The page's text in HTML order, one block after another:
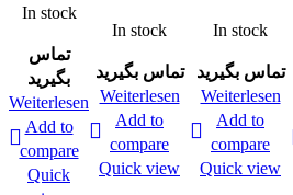
In stock
تماس
بگیرید
Weiterlesen
Add to
compare
Quick
In stock
تماس بگیرید
Weiterlesen
Add to
compare
Quick view
In stock
تماس بگیرید
Weiterlesen
Add to
compare
Quick view